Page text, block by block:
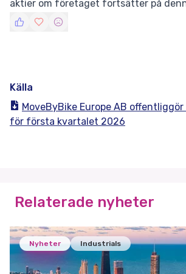
aktier om företaget fortsätter på
Källa
MoveByBike Europe AB
för första kvartalet 2026
Relaterade nyheter
Nyheter Industrials